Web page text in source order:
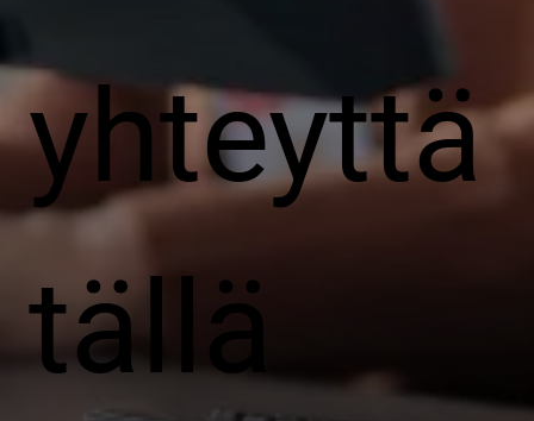
yhteyttä
tällä